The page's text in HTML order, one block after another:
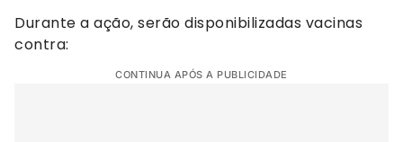
Durante a ação, serão disponibilizadas vacinas
contra:
CONTINUA APÓS A PUBLICIDADE